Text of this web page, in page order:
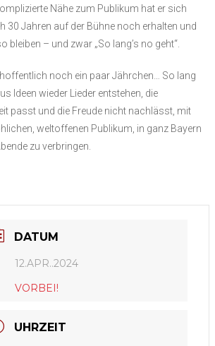
Nähe zum Publikum hat er sich
30 Jahren auf der Bühne noch erhalten und
bleiben – und zwar „So lang’s no geht“.
noch ein paar Jährchen… So lang
Ideen wieder Lieder entstehen, die
passt und die Freude nicht nachlässt, mit
weltoffenen Publikum, in ganz Bayern
zu verbringen.
DATUM
12.APR..2024
VORBEI!
UHRZEIT